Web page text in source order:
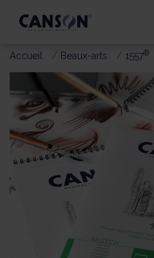
Accueil Beaux-arts 1557®